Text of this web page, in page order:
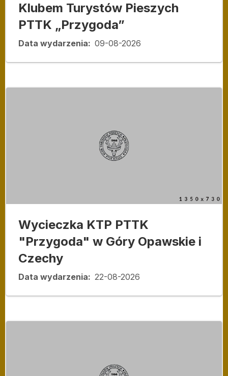
Klubem Turystów Pieszych
PTTK „Przygoda”
Data wydarzenia 09-08-2026
Wycieczka KTP PTTK
"Przygoda" w Góry Opawskie i
Czechy
Data wydarzenia 22-08-2026